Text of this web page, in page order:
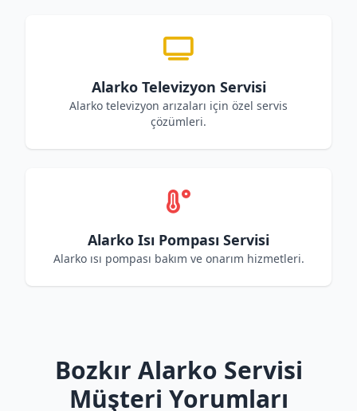
Alarko Televizyon Servisi
Alarko televizyon arızaları için özel servis
çözümleri.
Alarko Isı Pompası Servisi
Alarko ısı pompası bakım ve onarım hizmetleri.
Bozkır Alarko Servisi
Müşteri Yorumları